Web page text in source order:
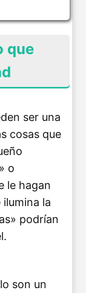
que
ser una
cosas que
o
le hagan
la
podrían
son un